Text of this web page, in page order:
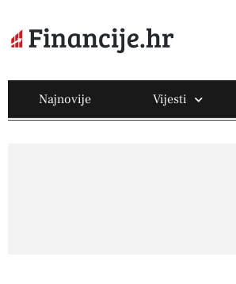
Najnovije Vijesti